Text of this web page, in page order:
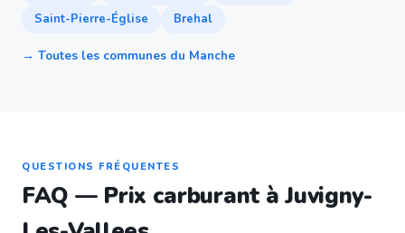
Saint-Pierre-Église
Brehal
→ Toutes les communes du Manche
QUESTIONS FRÉQUENTES
FAQ — Prix carburant à Juvigny-